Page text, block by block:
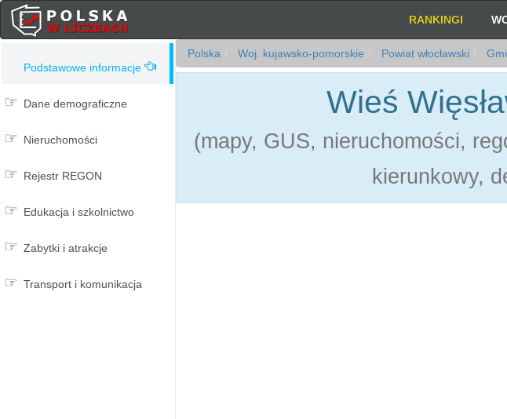
RANKINGI
Podstawowe informacje
Dane demograficzne
Nieruchomości
Rejestr REGON
Edukacja i szkolnictwo
Zabytki i atrakcje
Transport i komunikacja
Polska Woj. kujawsko-pomorskie Powiat włocławski
Wieś
(mapy, GUS, nieruchomości,
kierunkowy,